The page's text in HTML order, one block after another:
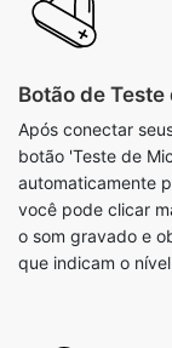
Botão de
Após conectar
botão 'Teste de
automaticamente
você pode clicar
o som gravado e
que indicam o